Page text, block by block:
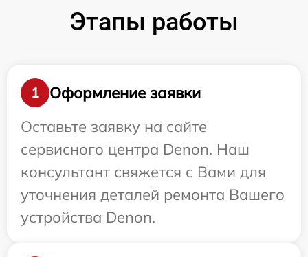
Этапы работы
1
Оформление заявки
Оставьте заявку на сайте
сервисного центра Denon. Наш
консультант свяжется с Вами для
уточнения деталей ремонта Вашего
устройства Denon.